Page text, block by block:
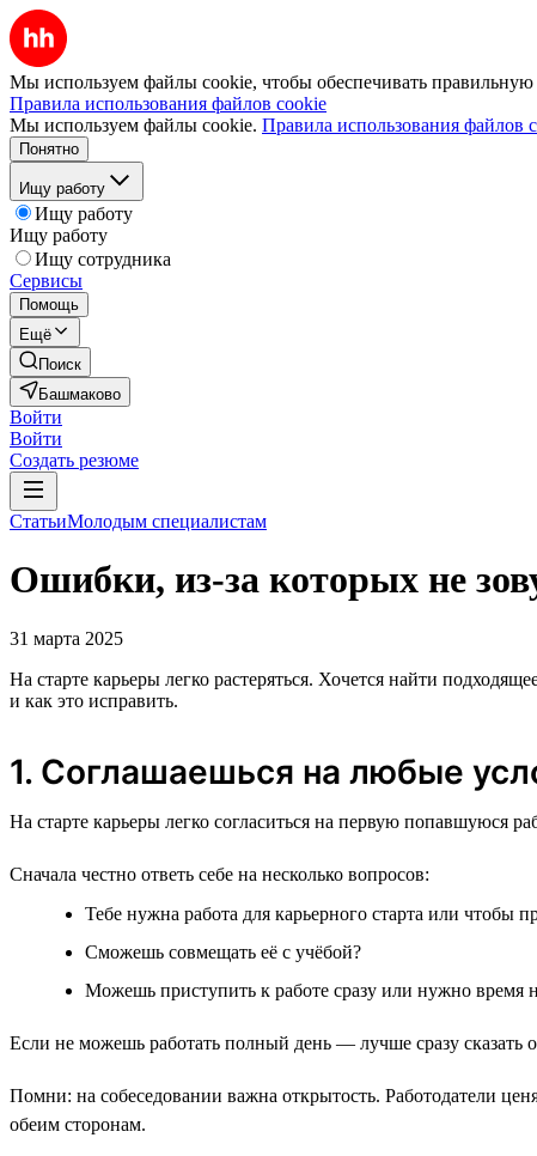
Мы используем файлы cookie, чтобы обеспечивать правильную
Правила использования файлов cookie
Мы используем файлы cookie. Правила использования файлов
Понятно
Ищу работу
Ищу работу
Ищу работу
Ищу сотрудника
Сервисы
Помощь
Ещё
Поиск
Башмаково
Войти
Войти
Создать резюме
СтатьиМолодым специалистам
Ошибки, из-за которых не
31 марта 2025
На старте карьеры легко растеряться. Хочется найти
и как это исправить.
1. Соглашаешься на любые
На старте карьеры легко согласиться на первую попавшуюся
Сначала честно ответь себе на несколько вопросов:
Тебе нужна работа для карьерного старта или чтобы
Сможешь совмещать её с учёбой?
Можешь приступить к работе сразу или нужно время
Если не можешь работать полный день — лучше сразу сказать
Помни: на собеседовании важна открытость. Работодатели
обеим сторонам.